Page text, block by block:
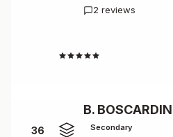
2 reviews
36
B.
Secondary